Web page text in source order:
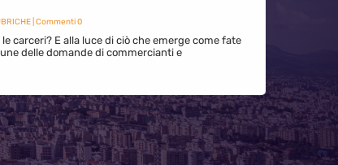
| Commenti 0
carceri? E alla luce di ciò che emerge come fate
delle domande di commercianti e